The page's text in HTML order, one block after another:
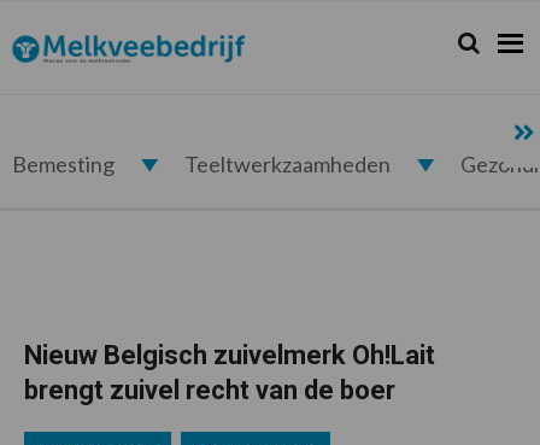
de
hoofdnavigatie
de
hoofd
de
eerste
de
voettekst
Melkveebedrijf.nl Zoeken...
Zoek
Bemesting Teeltwerkzaamheden
Nieuw Belgisch zuivelmerk Oh!Lait
brengt zuivel recht van de boer